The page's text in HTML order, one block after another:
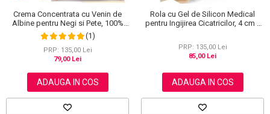
Crema Concentrata cu Venin de
Albine pentru Negi si Pete, 100%
Naturala, 120 g
(1)
PRP: 135,00 Lei
79,00 Lei
ADAUGA IN COS
Rola cu Gel de Silicon Medical
pentru Ingijirea Cicatricilor, 4 cm x
PRP: 135,00 Lei
85,00 Lei
ADAUGA IN COS